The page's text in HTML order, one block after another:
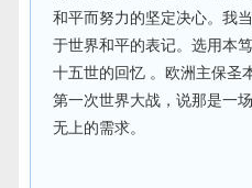
和平而努力的坚定决心。我
于世界和平的表记。选用本
十五世的回忆 。欧洲主保圣
第一次世界大战，说那是一
无上的需求。